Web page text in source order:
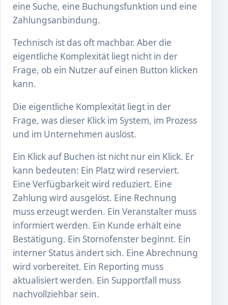
eine Suche, eine Buchungsfunktion und eine
Zahlungsanbindung.
Technisch ist das oft machbar. Aber die
eigentliche Komplexität liegt nicht in der
Frage, ob ein Nutzer auf einen Button klicken
kann.
Die eigentliche Komplexität liegt in der
Frage, was dieser Klick im System, im Prozess
und im Unternehmen auslöst.
Ein Klick auf Buchen ist nicht nur ein Klick. Er
kann bedeuten: Ein Platz wird reserviert.
Eine Verfügbarkeit wird reduziert. Eine
Zahlung wird ausgelöst. Eine Rechnung
muss erzeugt werden. Ein Veranstalter muss
informiert werden. Ein Kunde erhält eine
Bestätigung. Ein Stornofenster beginnt. Ein
interner Status ändert sich. Eine Abrechnung
wird vorbereitet. Ein Reporting muss
aktualisiert werden. Ein Supportfall muss
nachvollziehbar sein.